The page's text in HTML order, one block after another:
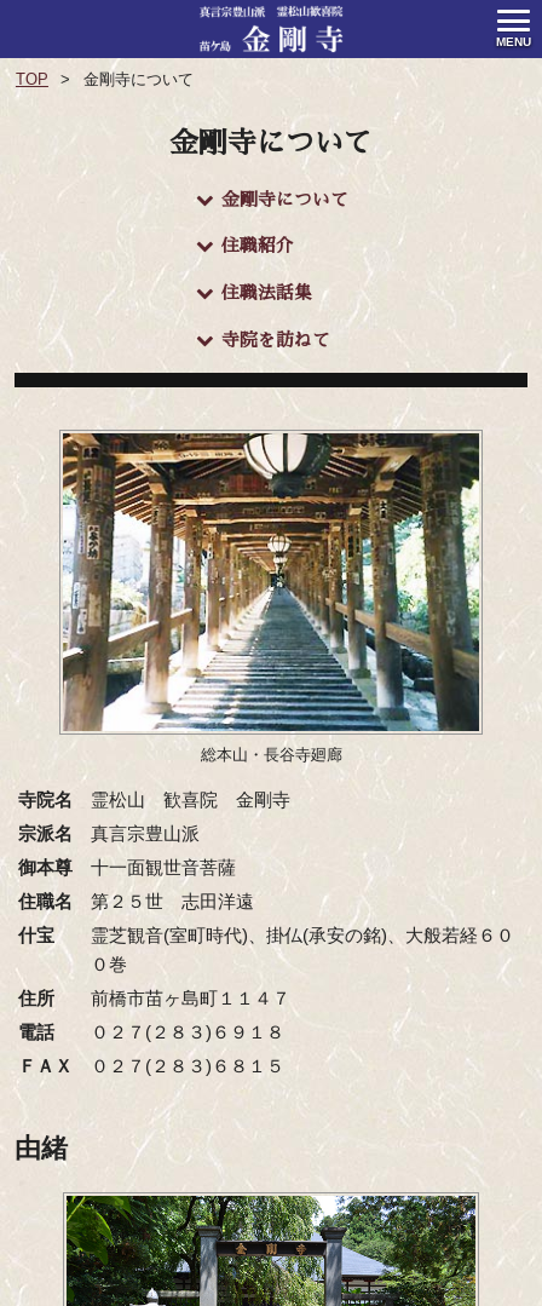
MENU
TOP 金剛寺について
金剛寺について
金剛寺について
住職紹介
住職法話集
寺院を訪ねて
総本山・長谷寺廻廊
寺院名
霊松山 歓喜院 金剛寺
宗派名
真言宗豊山派
御本尊
十一面観世音菩薩
住職名
第２５世 志田洋遠
什宝
霊芝観音(室町時代)、掛仏(承安の銘)、大般若経６０
０巻
住所
前橋市苗ヶ島町１１４７
電話
０２７(２８３)６９１８
ＦＡＸ
０２７(２８３)６８１５
由緒